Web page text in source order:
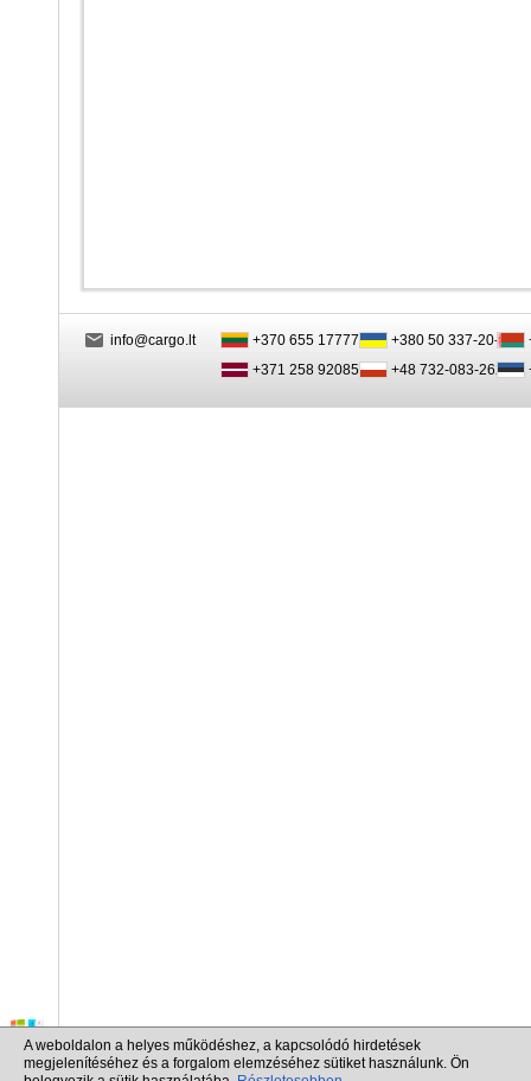
info@cargo.lt
+370 655 17777
+371 258 92085
+380 50 337-20-47
+48 732-083-262
A weboldalon a helyes működéshez, a kapcsolódó hirdetések
megjelenítéséhez és a forgalom elemzéséhez sütiket használunk. Ön